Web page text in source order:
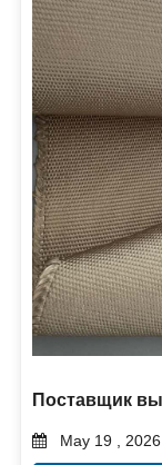
May 19 , 2026